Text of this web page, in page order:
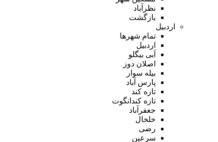
نظرآباد
بازگشت
اردبیل
تمام شهر‌ها
اردبیل
آبی بیگلو
اصلان دوز
بیله سوار
پارس آباد
تازه کند
تازه کندانگوت
جعفرآباد
خلخال
رضی
سرعین